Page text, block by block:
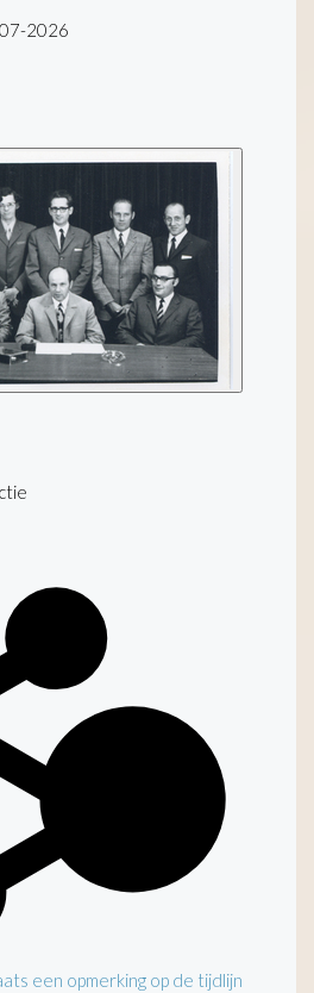
2026
een opmerking op de tijdlijn